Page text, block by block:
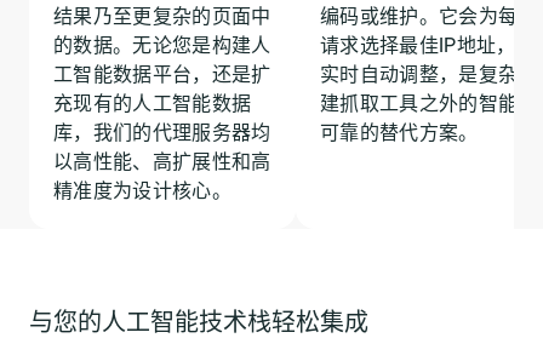
结果乃至更复杂的页面中
的数据。无论您是构建人
工智能数据平台，还是扩
充现有的人工智能数据
库，我们的代理服务器均
以高性能、高扩展性和高
精准度为设计核心。
编码或维护。它会为每个
请求选择最佳IP地址，并
实时自动调整，是复杂自
建抓取工具之外的智能且
可靠的替代方案。
与您的人工智能技术栈轻松集成